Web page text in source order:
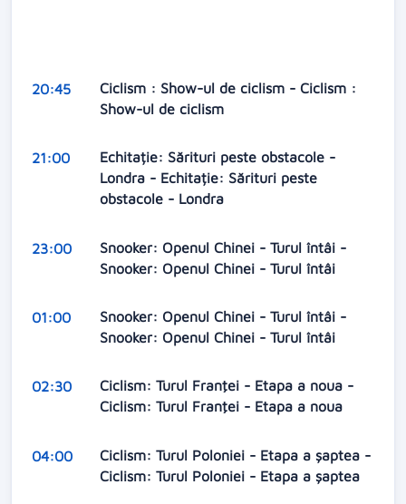
20:45
Ciclism : Show-ul de ciclism - Ciclism :
Show-ul de ciclism
21:00
Echitație: Sărituri peste obstacole -
Londra - Echitație: Sărituri peste
obstacole - Londra
23:00
Snooker: Openul Chinei - Turul întâi -
Snooker: Openul Chinei - Turul întâi
01:00
Snooker: Openul Chinei - Turul întâi -
Snooker: Openul Chinei - Turul întâi
02:30
Ciclism: Turul Franţei - Etapa a noua -
Ciclism: Turul Franţei - Etapa a noua
04:00
Ciclism: Turul Poloniei - Etapa a șaptea -
Ciclism: Turul Poloniei - Etapa a șaptea